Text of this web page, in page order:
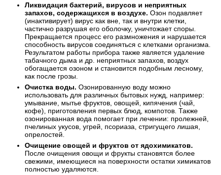
Ликвидация бактерий, вирусов и неприятных
запахов, содержащихся в воздухе. Озон подавляет
(инактивирует) вирус как вне, так и внутри клетки,
частично разрушая его оболочку, уничтожает споры.
Прекращается процесс его размножения и нарушается
способность вирусов соединяться с клетками организма.
Результатом работы прибора также является удаление
табачного дыма и др. неприятных запахов, воздух
обогащается озоном и становится подобным лесному,
как после грозы.
Очистка воды. Озонированную воду можно
использовать для различных бытовых нужд, например:
умывание, мытье фруктов, овощей, кипячения (чай,
кофе), приготовления первых блюд, компотов. Также
озонированная вода помогает при лечении: пролежней,
пчелиных укусов, угрей, псориаза, стригущего лишая,
опрелостей.
Очищение овощей и фруктов от ядохимикатов.
После очищения овощи и фрукты становятся более
свежими, имеющиеся на поверхности остатки химикатов
полностью удаляются.